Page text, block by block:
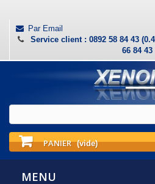
Par Email
Service client : 0892 58 84 43
66 84 43
PANIER (vide)
MENU